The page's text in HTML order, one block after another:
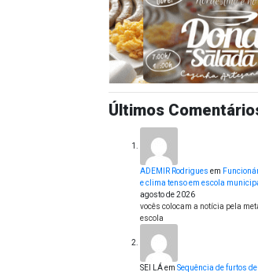
Últimos
ADEMIR Rodrigues em
e clima tenso em escola
agosto de 2026
vocês colocam a notícia pela
escola
SEI LÁem Sequência de furtos